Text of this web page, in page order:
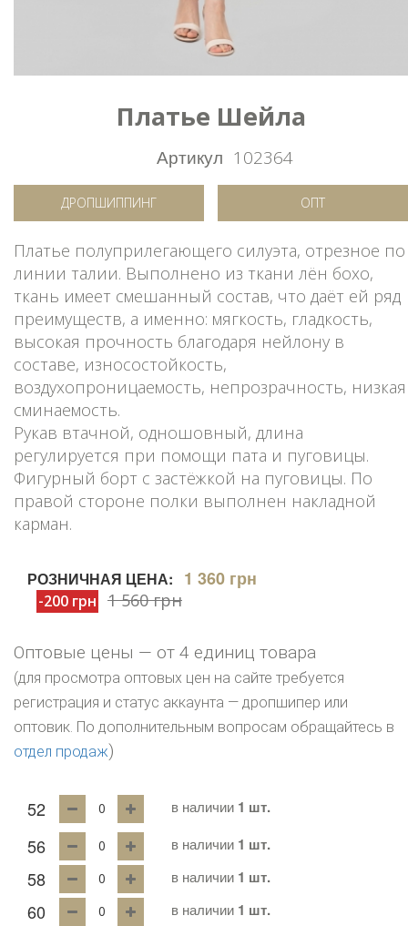
Платье Шейла
Артикул 102364
ДРОПШИППИНГ ОПТ
Платье полуприлегающего силуэта, отрезное по
линии талии. Выполнено из ткани лён бохо,
ткань имеет смешанный состав, что даёт ей ряд
преимуществ, а именно: мягкость, гладкость,
высокая прочность благодаря нейлону в
составе, износостойкость,
воздухопроницаемость, непрозрачность, низкая
сминаемость.
Рукав втачной, одношовный, длина
регулируется при помощи пата и пуговицы.
Фигурный борт с застёжкой на пуговицы. По
правой стороне полки выполнен накладной
карман.
РОЗНИЧНАЯ ЦЕНА: 1 360 грн
-200 грн 1 560 грн
Оптовые цены — от 4 единиц товара
(для просмотра оптовых цен на сайте требуется
регистрация и статус аккаунта — дропшипер или
оптовик. По дополнительным вопросам обращайтесь в
отдел продаж)
52 в наличии 1 шт.
56 в наличии 1 шт.
58 в наличии 1 шт.
60 в наличии 1 шт.